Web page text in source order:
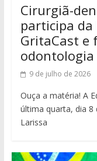
Cirurgiã-
participa da
GritaCast e
odontologia
9 de julho de 2026
Ouça a matéria! A
última quarta, dia 8
Larissa